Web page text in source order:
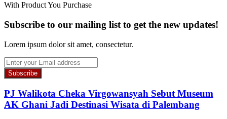
With Product You Purchase
Subscribe to our mailing list to get the new updates!
Lorem ipsum dolor sit amet, consectetur.
Enter
your
Email
address
PJ Walikota Cheka Virgowansyah Sebut Museum
AK Ghani Jadi Destinasi Wisata di Palembang